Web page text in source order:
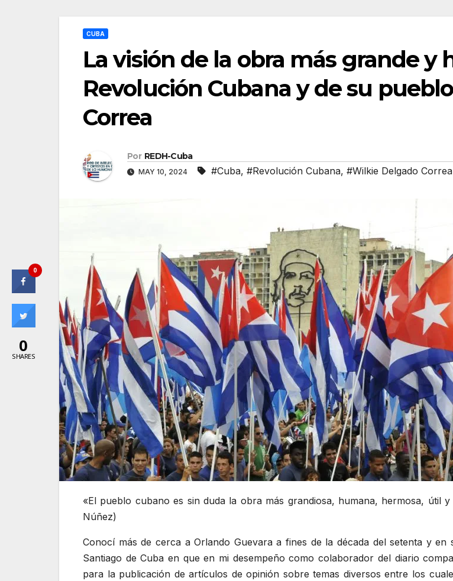
CUBA
La visión de la obra más grande y
Revolución Cubana y de su
Correa
Por REDH-Cuba
MAY 10, 2024 #Cuba, #Revolución Cubana, #Wilkie Delgado Correa
«El pueblo cubano es sin duda la obra más grandiosa, humana, hermosa, útil
Núñez)
Conocí más de cerca a Orlando Guevara a fines de la década del setenta y
Santiago de Cuba en que en mi desempeño como colaborador del diario
para la publicación de artículos de opinión sobre temas diversos entre los
0
0
SHARES